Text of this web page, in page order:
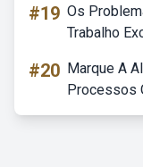
#19 Os
Trabalho
#20 Marque A
Processos